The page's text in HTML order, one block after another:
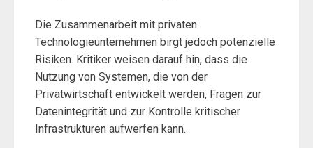
Die Zusammenarbeit mit privaten
Technologieunternehmen birgt jedoch potenzielle
Risiken. Kritiker weisen darauf hin, dass die
Nutzung von Systemen, die von der
Privatwirtschaft entwickelt werden, Fragen zur
Datenintegrität und zur Kontrolle kritischer
Infrastrukturen aufwerfen kann.